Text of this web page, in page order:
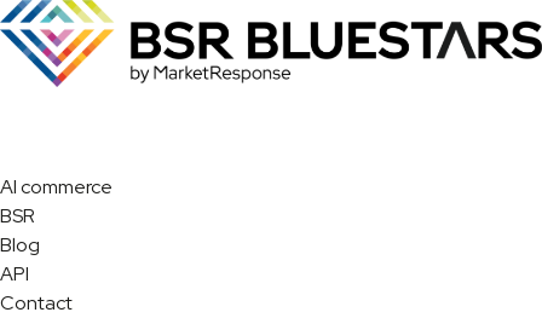
AI commerce
BSR
Blog
API
Contact